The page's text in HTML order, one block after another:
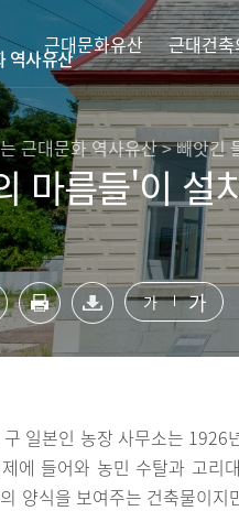
역사유산
근대문화유산 근대건
근대문화 역사유산 > 빼앗긴
마름들'이 설
가 가
일본인 농장 사무소는
에 들어와 농민 수탈과 고리
양식을 보여주는 건축물이지